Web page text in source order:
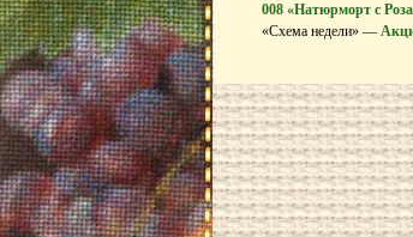
008 «Натюрморт с
«Схема недели» —